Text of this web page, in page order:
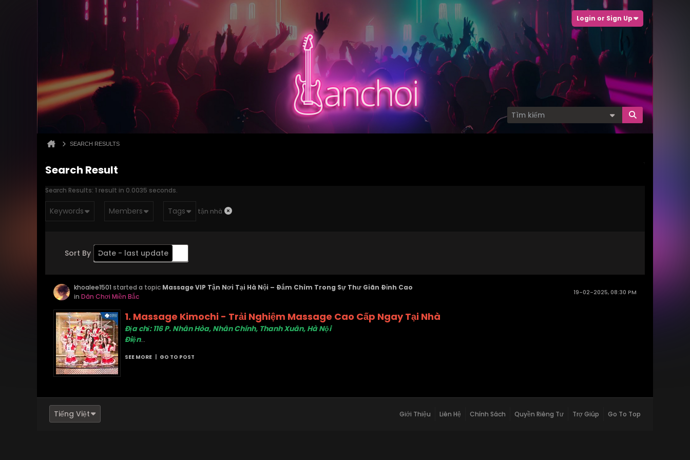
Login or Sign Up
SEARCH RESULTS
Search Result
Search Results: 1 result in 0.0035 seconds.
Keywords Members Tags tận nhà
Sort By Date - last update
Order Descending
khoalee1501 started a topic Massage VIP Tận Nơi Tại Hà Nội – Đắm Chìm Trong Sự Thư Giãn Đỉnh Cao
in Dân Chơi Miền Bắc 19-02-2025, 08:30 PM
1. Massage Kimochi - Trải Nghiệm Massage Cao Cấp Ngay Tại Nhà
Địa chỉ: 116 P. Nhân Hòa, Nhân Chính, Thanh Xuân, Hà Nội
Điện...
SEE MORE GO TO POST
Tiếng Việt Giới Thiệu Liên Hệ Chính Sách Quyền Riêng Tư Trợ Giúp Go To Top